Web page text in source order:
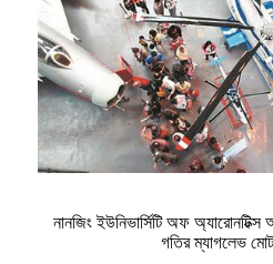
নানজিং ইউনিভার্সিটি অফ অ্যারোনটিক্স
গতির ম্যাগলেভ